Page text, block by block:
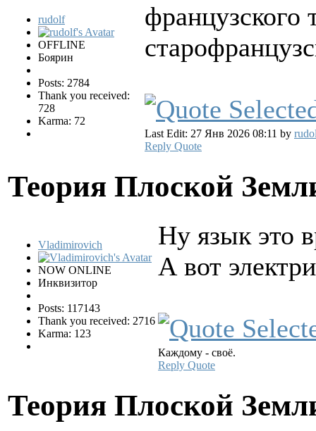
rudolf
OFFLINE
Боярин
Posts: 2784
Thank you received:
728
Karma: 72
французского
Last Edit: 27 Янв 2026 08:11 by
Reply Quote
Теория Плоской
Vladimirovich
NOW ONLINE
Инквизитор
Posts: 117143
Thank you received: 2716
Karma: 123
Ну язык это
А вот
Каждому - своё.
Reply Quote
Теория Плоской